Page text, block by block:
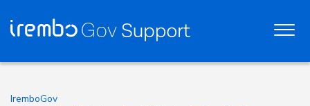
IremboGov